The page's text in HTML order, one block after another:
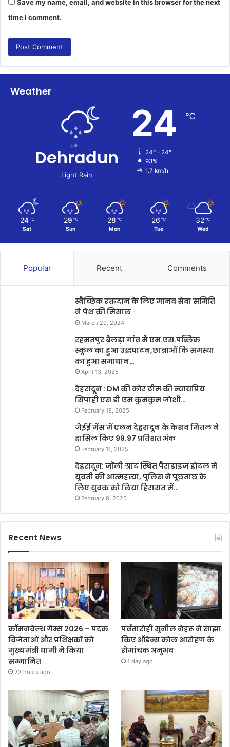
Save my name, email, and website in this browser for the next
time I comment.
Weather
Dehradun
Light Rain
24 ℃
24º - 24º
93%
1.7 km/h
24 ℃
Sat
29 ℃
Sun
28 ℃
Mon
26 ℃
Tue
32 ℃
Wed
Popular Recent Comments
स्वैच्छिक रक्तदान के लिए मानव सेवा समिति
ने पेश की मिसाल
March 29, 2024
रहमतपुर बेलड़ा गांव मे एम.एस.पब्लिक
स्कूल का हुआ उद्धघाटन,छात्राओं कि समस्या
का हुआ समाधान…
April 13, 2025
देहरादून : DM की कोर टीम की न्यायप्रिय
सिपाही एस डी एम कुमकुम जोशी…
February 19, 2025
जेईई मेंस में एलन देहरादून के केशव मित्तल ने
हासिल किए 99.97 प्रतिशत अंक
February 11, 2025
देहरादून: जॉली ग्रांट स्थित पैराडाइज होटल में
युवती की आत्महत्या, पुलिस ने पूछताछ के
लिए युवक को लिया हिरासत में…
February 8, 2025
Recent News
कॉमनवेल्थ गेम्स 2026 – पदक
विजेताओं और प्रशिक्षकों को
मुख्यमंत्री धामी ने किया
सम्मानित
23 hours ago
पर्वतारोही सुनील नेहरू ने साझा
किए ऑडेन्स कोल आरोहण के
रोमांचक अनुभव
1 day ago